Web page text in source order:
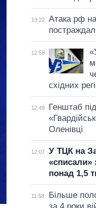
13:22
Атака рф
12:58
східних
12:49
Генштаб
Оленівці
12:07
У ТЦК на
«списали»
понад 1,5
11:58
Більше
за 4 роки